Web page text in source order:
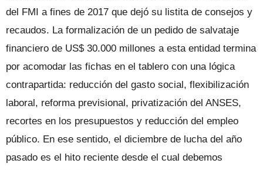
del FMI a fines de 2017 que dejó su listita de consejos y
recaudos. La formalización de un pedido de salvataje
financiero de US$ 30.000 millones a esta entidad termina
por acomodar las fichas en el tablero con una lógica
contrapartida: reducción del gasto social, flexibilización
laboral, reforma previsional, privatización del ANSES,
recortes en los presupuestos y reducción del empleo
público. En ese sentido, el diciembre de lucha del año
pasado es el hito reciente desde el cual debemos